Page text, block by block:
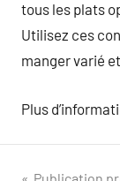
tous les plats
Utilisez ces
manger varié
Plus